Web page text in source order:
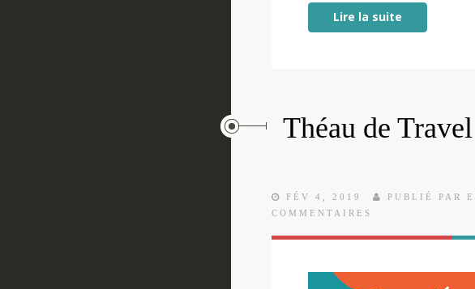
Lire la suite
Théau de
FÉV 4, 2019 PUBLIÉ PAR
COMMENTAIRES